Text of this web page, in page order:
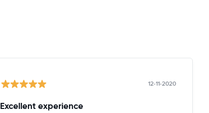
12-11-2020
Excellent experience